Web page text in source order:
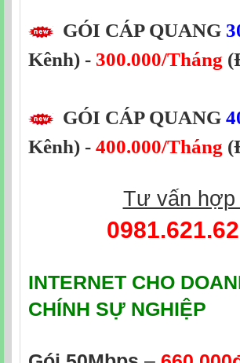
GÓI CÁP QUANG
Kênh) - 300.000/Tháng
GÓI CÁP QUANG
Kênh) - 400.000/Tháng
Tư vấn hợp
INTERNET CHO
CHÍNH SỰ NGHIỆP